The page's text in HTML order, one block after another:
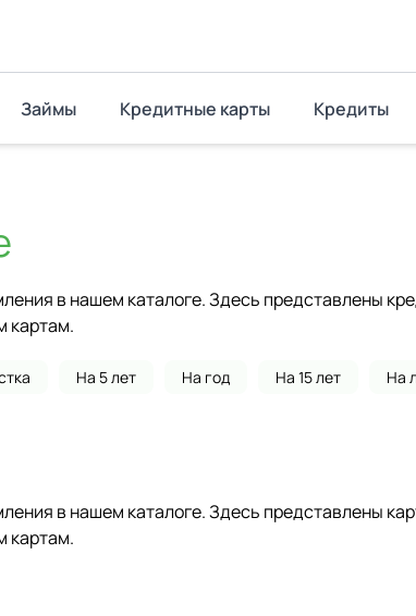
Займы Кредитные карты Кредиты
в нашем каталоге. Здесь представлены
картам.
На 5 лет На год На 15 лет На
в нашем каталоге. Здесь представлены
картам.